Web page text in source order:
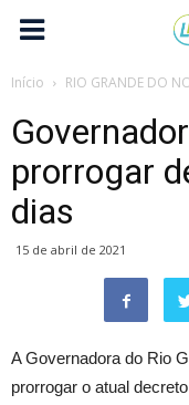
Início RIO GRANDE DO
prorrogar
dias
15 de abril de 2021
A Governadora do Rio
prorrogar o atual